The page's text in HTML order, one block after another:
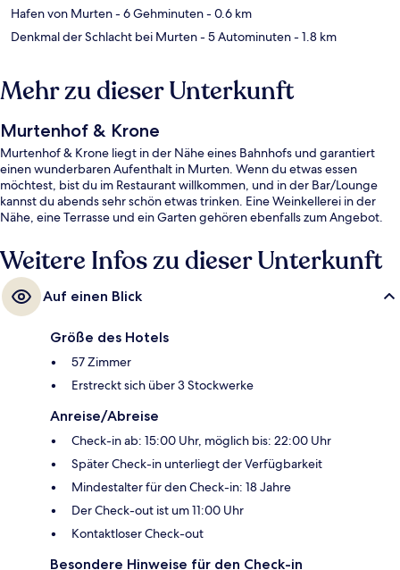
Hafen von Murten- 6 Gehminuten- 0.6 km
Denkmal der Schlacht bei Murten- 5 Autominuten- 1.8 km
Mehr zu dieser Unterkunft
Murtenhof & Krone
Murtenhof & Krone liegt in der Nähe eines Bahnhofs und garantiert
einen wunderbaren Aufenthalt in Murten. Wenn du etwas essen
möchtest, bist du im Restaurant willkommen, und in der Bar/Lounge
kannst du abends sehr schön etwas trinken. Eine Weinkellerei in der
Nähe, eine Terrasse und ein Garten gehören ebenfalls zum Angebot.
Weitere Infos zu dieser Unterkunft
Auf einen Blick
Größe des Hotels
57 Zimmer
Erstreckt sich über 3 Stockwerke
Anreise/Abreise
Check-in ab: 15:00 Uhr, möglich bis: 22:00 Uhr
Später Check-in unterliegt der Verfügbarkeit
Mindestalter für den Check-in: 18 Jahre
Der Check-out ist um 11:00 Uhr
Kontaktloser Check-out
Besondere Hinweise für den Check-in